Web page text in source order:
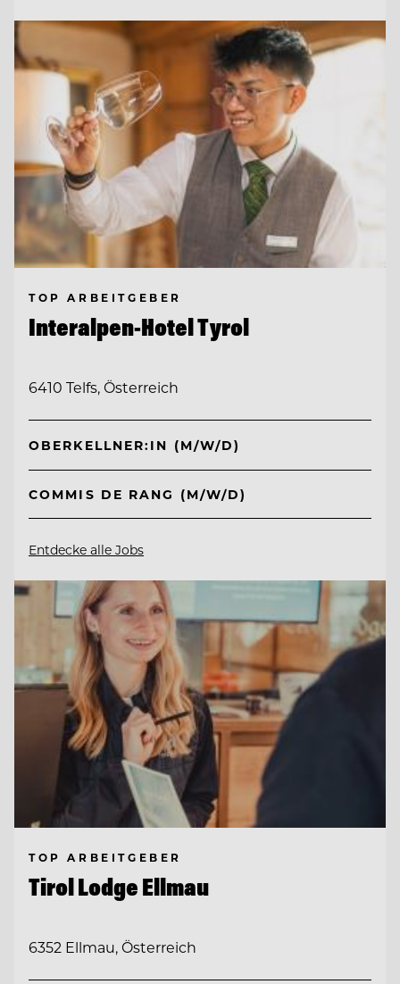
TOP ARBEITGEBER
Interalpen-Hotel Tyrol
6410 Telfs, Österreich
OBERKELLNER:IN (M/W/D)
COMMIS DE RANG (M/W/D)
Entdecke alle Jobs
TOP ARBEITGEBER
Tirol Lodge Ellmau
6352 Ellmau, Österreich